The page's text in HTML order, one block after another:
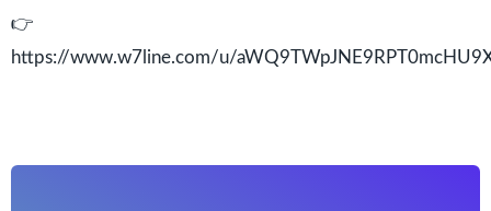
👉
https://www.w7line.com/u/